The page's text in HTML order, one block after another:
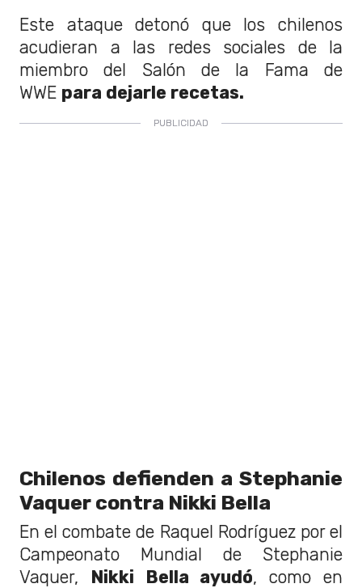
Este ataque detonó que los chilenos
acudieran a las redes sociales de la
miembro del Salón de la Fama de
WWE para dejarle recetas.
Chilenos defienden a Stephanie
Vaquer contra Nikki Bella
En el combate de Raquel Rodríguez por el
Campeonato Mundial de Stephanie
Vaquer, Nikki Bella ayudó, como en